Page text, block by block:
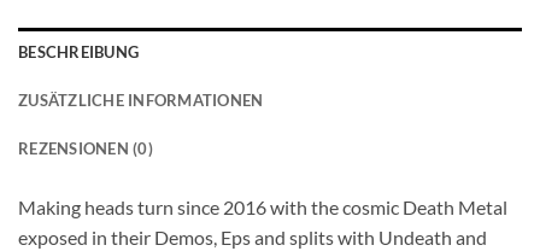
BESCHREIBUNG
ZUSÄTZLICHE INFORMATIONEN
REZENSIONEN (0)
Making heads turn since 2016 with the cosmic Death Metal
exposed in their Demos, Eps and splits with Undeath and